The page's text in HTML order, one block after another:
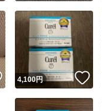
スピード&安心発送
※このバッジは実績に基づく表
スピード＆安心発送
スピード発送
いいね！
4,100円